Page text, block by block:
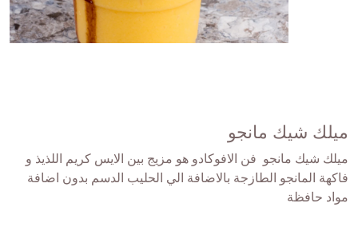
ميلك شيك مانجو
ميلك شيك مانجو فن الافوكادو هو مزيج بين الايس كريم اللذيذ و
فاكهة المانجو الطازجة بالاضافة الي الحليب الدسم بدون اضافة
مواد حافظة